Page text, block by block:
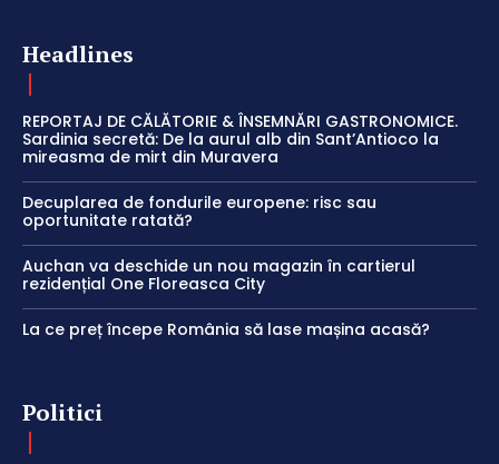
Headlines
REPORTAJ DE CĂLĂTORIE & ÎNSEMNĂRI GASTRONOMICE.
Sardinia secretă: De la aurul alb din Sant’Antioco la
mireasma de mirt din Muravera
Decuplarea de fondurile europene: risc sau
oportunitate ratată?
Auchan va deschide un nou magazin în cartierul
rezidențial One Floreasca City
La ce preț începe România să lase mașina acasă?
Politici